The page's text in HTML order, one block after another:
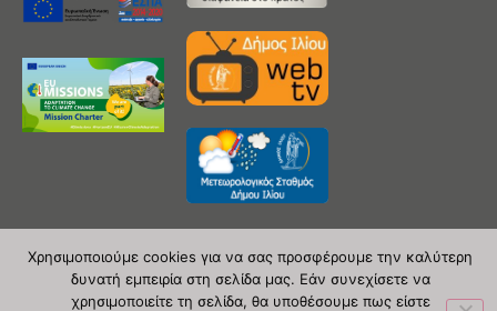
Copyright 2020 © Δήμος Ιλίου
Χρησιμοποιούμε cookies για να σας προσφέρουμε την καλύτερη
δυνατή εμπειρία στη σελίδα μας. Εάν συνεχίσετε να
χρησιμοποιείτε τη σελίδα, θα υποθέσουμε πως είστε